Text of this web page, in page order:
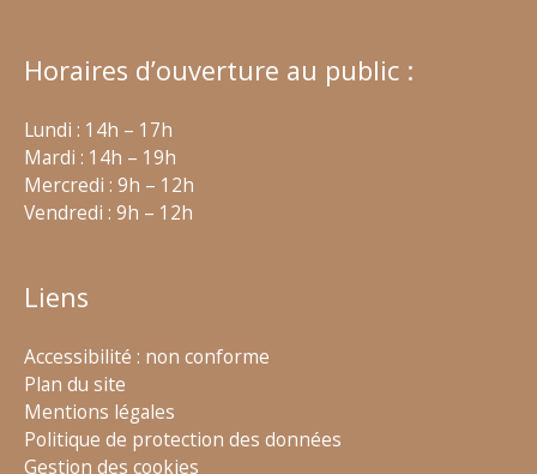
Horaires d’ouverture au public :
Lundi : 14h – 17h
Mardi : 14h – 19h
Mercredi : 9h – 12h
Vendredi : 9h – 12h
Liens
Accessibilité : non conforme
Plan du site
Mentions légales
Politique de protection des données
Gestion des cookies